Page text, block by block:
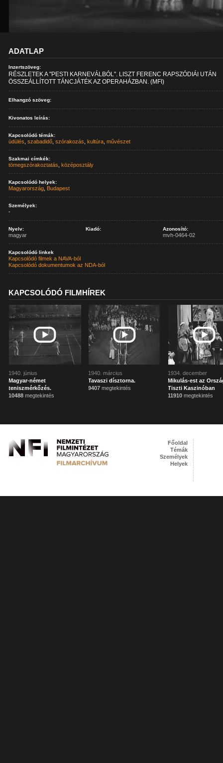
ADATLAP
Inzertszöveg:
RÉSZLETEK A "PESTI KARNEVÁLBÓL". LISZT FERENC RAPSZÓDIÁI UTÁN
ÖSSZEÁLLÍTOTT TÁNCJÁTÉK AZ OPERAHÁZBAN. (MFI)
Elhangzó szöveg:
Kivonatos leírás:
Kapcsolódó témák:
üdülés ,szabadidő ,szórakozás ,kultúra ,művészet
Szakmai címkék:
tömegszórakoztatás ,középosztály
Kapcsolódó helyek:
Magyarország Budapest
Személyek:
-
Nyelv:
magyar
Kiadó: Azonosító:
mvh-0464-02
Kapcsolódó linkek
Kapcsolódó filmek a NAVA-ból
Kapcsolódó dokumentumok az NDA-ból
KAPCSOLÓDÓ FILMHÍREK
1940. június
Magyar-német
teniszmérkőzés.
10488 megtekintés
1940. március
Tavaszi dísztorna.
9407 megtekintés
1934. december
Mikulás-est az
Tiszti Kaszinóban
11910 megtekintés
Főoldal
Témák
Személyek
Helyek